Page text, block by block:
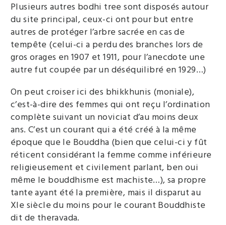
Plusieurs autres bodhi tree sont disposés autour
du site principal, ceux-ci ont pour but entre
autres de protéger l’arbre sacrée en cas de
tempête (celui-ci a perdu des branches lors de
gros orages en 1907 et 1911, pour l’anecdote une
autre fut coupée par un déséquilibré en 1929…)
On peut croiser ici des bhikkhunis (moniale),
c’est-à-dire des femmes qui ont reçu l’ordination
complète suivant un noviciat d’au moins deux
ans. C’est un courant qui a été créé à la même
époque que le Bouddha (bien que celui-ci y fût
réticent considérant la femme comme inférieure
religieusement et civilement parlant, ben oui
même le bouddhisme est machiste…), sa propre
tante ayant été la première, mais il disparut au
XIe siècle du moins pour le courant Bouddhiste
dit de theravada.